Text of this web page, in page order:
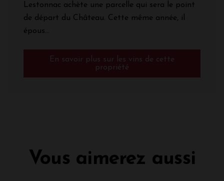
Lestonnac achète une parcelle qui sera le point
de départ du Château. Cette même année, il
épous...
En savoir plus sur les vins de cette
propriété
Vous aimerez aussi